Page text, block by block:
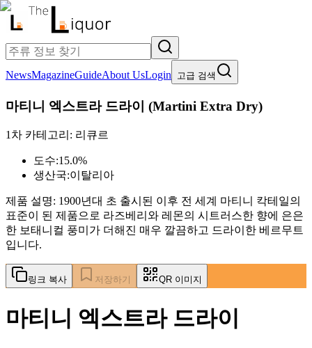
NewsMagazineGuideAbout UsLogin 고급 검색
마티니 엑스트라 드라이 (Martini Extra Dry)
1차 카테고리: 리큐르
도수:15.0%
생산국:이탈리아
제품 설명: 1900년대 초 출시된 이후 전 세계 마티니 칵테일의
표준이 된 제품으로 라즈베리와 레몬의 시트러스한 향에 은은
한 보태니컬 풍미가 더해진 매우 깔끔하고 드라이한 베르무트
입니다.
링크 복사 저장하기 QR 이미지
마티니 엑스트라 드라이